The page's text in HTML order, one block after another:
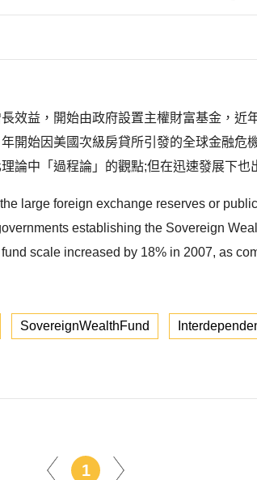
效益，開始由政府設置主權財富基金，近
開始因美國次級房貸所引發的全球金融危
論中「過程論」的觀點;但在迅速發展下
large foreign exchange reserves or
establishing the Sovereign
scale increased by 18% in 2007, as
SovereignWealthFund
1